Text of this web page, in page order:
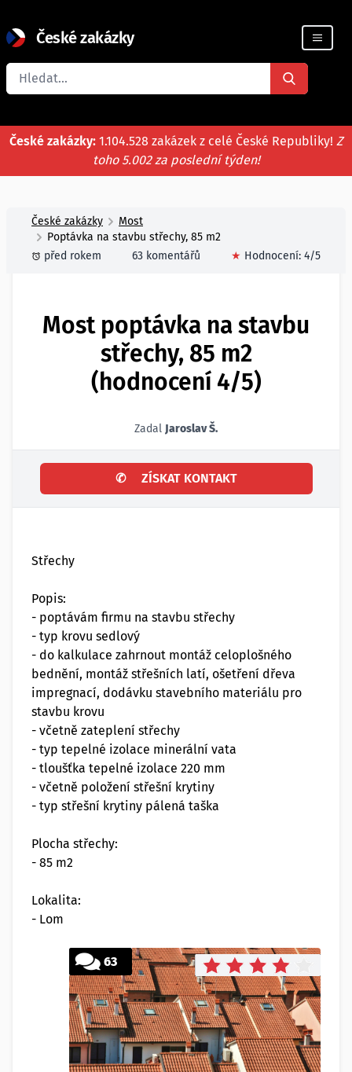
České zakázky
Registrace firmy
České zakázky: 1.104.528 zakázek z celé České Republiky! Z
toho 5.002 za poslední týden!
České zakázky
Most
Poptávka na stavbu střechy, 85 m2
před rokem
63 komentářů ★ Hodnocení: 4/5
Most poptávka na stavbu
střechy, 85 m2
(hodnocení 4/5)
Zadal Jaroslav Š.
✆ ZÍSKAT KONTAKT
Střechy
Popis:
- poptávám firmu na stavbu střechy
- typ krovu sedlový
- do kalkulace zahrnout montáž celoplošného
bednění, montáž střešních latí, ošetření dřeva
impregnací, dodávku stavebního materiálu pro
stavbu krovu
- včetně zateplení střechy
- typ tepelné izolace minerální vata
- tloušťka tepelné izolace 220 mm
- včetně položení střešní krytiny
- typ střešní krytiny pálená taška
Plocha střechy:
- 85 m2
Lokalita:
- Lom
63